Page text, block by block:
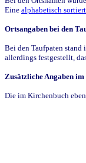
Eine alphabetisch
Ortsangaben bei den
Bei den Taufpaten stand
allerdings festgestellt,
Zusätzliche Angaben
Die im Kirchenbuch